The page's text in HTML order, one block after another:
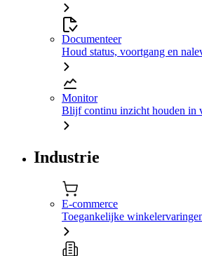
Documenteer
Houd status, voortgang en
Monitor
Blijf continu inzicht houden in
Industrie
E-commerce
Toegankelijke